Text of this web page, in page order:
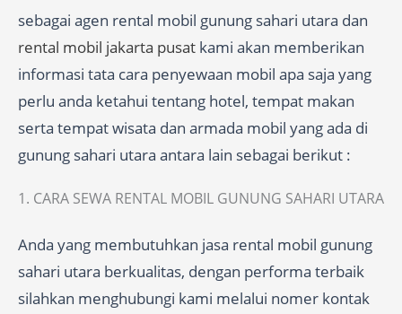
sebagai agen rental mobil gunung sahari utara dan
rental mobil jakarta pusat kami akan memberikan
informasi tata cara penyewaan mobil apa saja yang
perlu anda ketahui tentang hotel, tempat makan
serta tempat wisata dan armada mobil yang ada di
gunung sahari utara antara lain sebagai berikut :
1. CARA SEWA RENTAL MOBIL GUNUNG SAHARI UTARA
Anda yang membutuhkan jasa rental mobil gunung
sahari utara berkualitas, dengan performa terbaik
silahkan menghubungi kami melalui nomer kontak